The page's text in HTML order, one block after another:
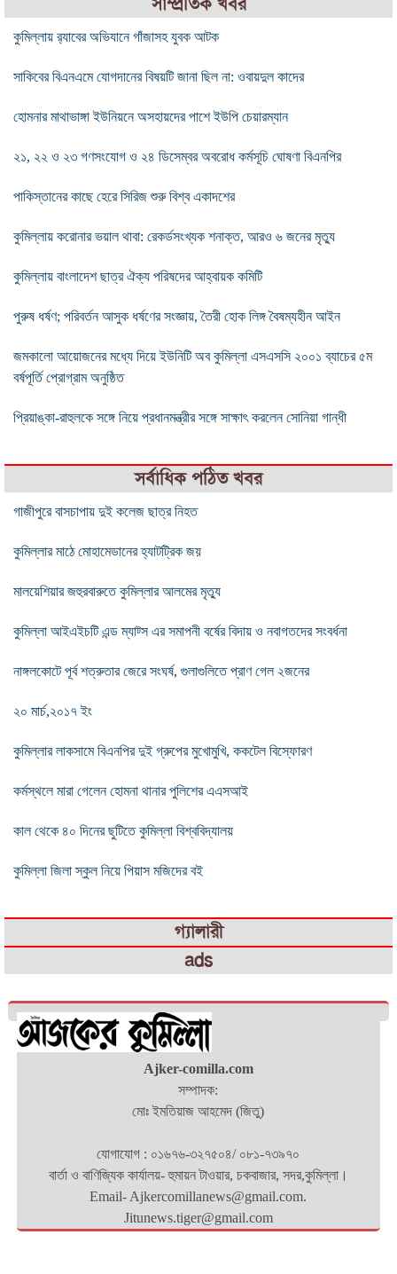
কুমিল্লায় র‌্যাবের অভিযানে গাঁজাসহ যুবক আটক
সাকিবের বিএনএমে যোগদানের বিষয়টি জানা ছিল না: ওবায়দুল কাদের
হোমনার মাথাভাঙ্গা ইউনিয়নে অসহায়দের পাশে ইউপি চেয়ারম্যান
২১, ২২ ও ২৩ গণসংযোগ ও ২৪ ডিসেম্বর অবরোধ কর্মসূচি ঘোষণা বিএনপির
পাকিস্তানের কাছে হেরে সিরিজ শুরু বিশ্ব একাদশের
কুমিল্লায় করোনার ভয়াল থাবা: রেকর্ডসংখ্যক শনাক্ত, আরও ৬ জনের মৃত্যু
কুমিল্লায় বাংলাদেশ ছাত্র ঐক্য পরিষদের আহ্বায়ক কমিটি
পুরুষ ধর্ষণ; পরিবর্তন আসুক ধর্ষণের সংজ্ঞায়, তৈরী হোক লিঙ্গ বৈষম্যহীন আইন
জমকালো আয়োজনের মধ্যে দিয়ে ইউনিটি অব কুমিল্লা এসএসসি ২০০১ ব্যাচের ৫ম
বর্ষপূর্তি প্রোগ্রাম অনুষ্ঠিত
প্রিয়াঙ্কা-রাহুলকে সঙ্গে নিয়ে প্রধানমন্ত্রীর সঙ্গে সাক্ষাৎ করলেন সোনিয়া গান্ধী
সর্বাধিক পঠিত খবর
গাজীপুরে বাসচাপায় দুই কলেজ ছাত্র নিহত
কুমিল্লার মাঠে মোহামেডানের হ্যাটট্রিক জয়
মালয়েশিয়ার জহুরবারুতে কুমিল্লার আলমের মৃত্যু
কুমিল্লা আইএইচটি এন্ড ম্যাট্স এর সমাপনী বর্ষের বিদায় ও নবাগতদের সংবর্ধনা
নাঙ্গলকোটে পূর্ব শত্রুতার জেরে সংঘর্ষ, গুলাগুলিতে প্রাণ গেল ২জনের
২০ মার্চ,২০১৭ ইং
কুমিল্লার লাকসামে বিএনপির দুই গ্রুপের মুখোমুখি, ককটেল বিস্ফোরণ
কর্মস্থলে মারা গেলেন হোমনা থানার পুলিশের এএসআই
কাল থেকে ৪০ দিনের ছুটিতে কুমিল্লা বিশ্ববিদ্যালয়
কুমিল্লা জিলা স্কুল নিয়ে পিয়াস মজিদের বই
গ্যালারী
ads
Ajker-comilla.com
সম্পাদক:
মোঃ ইমতিয়াজ আহমেদ (জিতু)
যোগাযোগ : ০১৬৭৬-৩২৭৫০৪/ ০৮১-৭৩৯৭০
বার্তা ও বাণিজ্যিক কার্যালয়- হুমায়ন টাওয়ার, চকবাজার, সদর,কুমিল্লা।
Email- Ajkercomillanews@gmail.com.
Jitunews.tiger@gmail.com